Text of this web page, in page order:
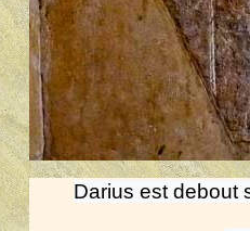
Darius est debout